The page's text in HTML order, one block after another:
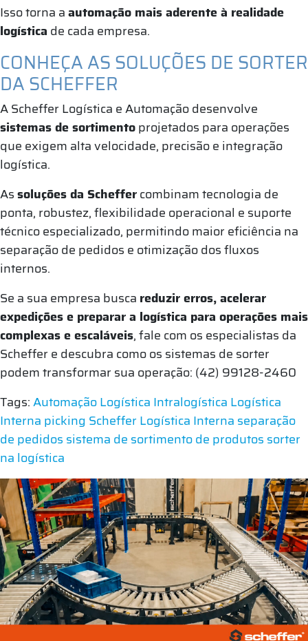
Isso torna aautomação mais aderente à realidade
logística de cada empresa.
CONHEÇA AS SOLUÇÕES DE SORTER
DA SCHEFFER
A Scheffer Logística e Automação desenvolve
sistemas de sortimentoprojetados para operações
que exigem alta velocidade, precisão e integração
logística.
Assoluções da Scheffercombinam tecnologia de
ponta, robustez, flexibilidade operacional e suporte
técnico especializado, permitindo maior eficiência na
separação de pedidos e otimização dos fluxos
internos.
Se a sua empresa busca reduzir erros, acelerar
expedições e preparar a logística para operações mais
complexas e escaláveis, fale com os especialistas da
Scheffer e descubra como os sistemas de sorter
podem transformar sua operação: (42) 99128-2460
Tags:Automação Logística Intralogística Logística
Interna picking Scheffer Logística Interna separação
de pedidos sistema de sortimento de produtos sorter
na logística